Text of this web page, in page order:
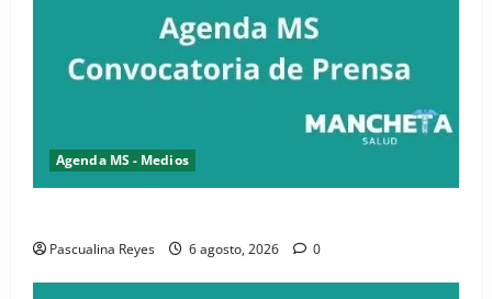
Agenda MS - Medios
Pascualina Reyes 6 agosto, 2026 0